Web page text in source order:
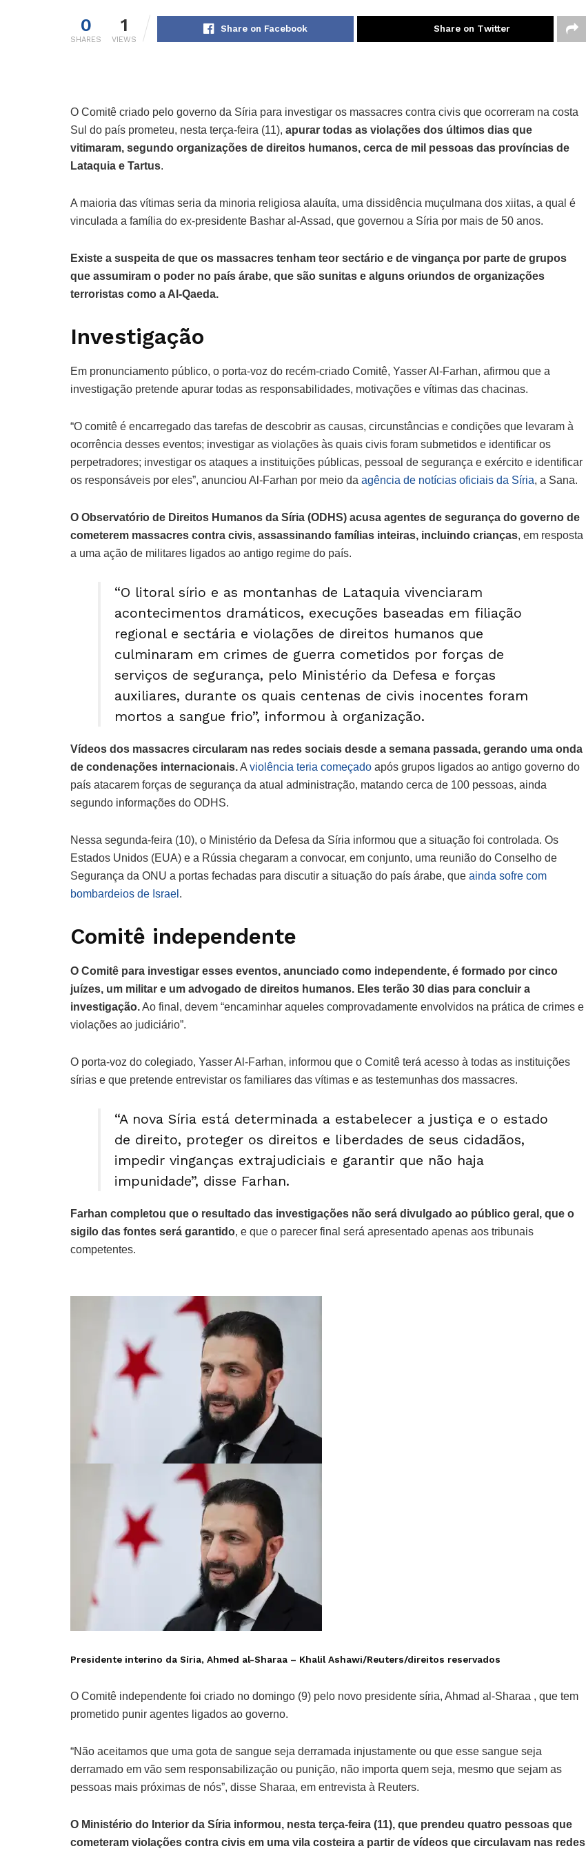
0
SHARES
1
VIEWS
Share on Facebook Share on Twitter
O Comitê criado pelo governo da Síria para investigar os massacres contra civis que ocorreram na costa
Sul do país prometeu, nesta terça-feira (11), apurar todas as violações dos últimos dias que
vitimaram, segundo organizações de direitos humanos, cerca de mil pessoas das províncias de
Lataquia e Tartus.
A maioria das vítimas seria da minoria religiosa alauíta, uma dissidência muçulmana dos xiitas, a qual é
vinculada a família do ex-presidente Bashar al-Assad, que governou a Síria por mais de 50 anos.
Existe a suspeita de que os massacres tenham teor sectário e de vingança por parte de grupos
que assumiram o poder no país árabe, que são sunitas e alguns oriundos de organizações
terroristas como a Al-Qaeda.
Investigação
Em pronunciamento público, o porta-voz do recém-criado Comitê, Yasser Al-Farhan, afirmou que a
investigação pretende apurar todas as responsabilidades, motivações e vítimas das chacinas.
“O comitê é encarregado das tarefas de descobrir as causas, circunstâncias e condições que levaram à
ocorrência desses eventos; investigar as violações às quais civis foram submetidos e identificar os
perpetradores; investigar os ataques a instituições públicas, pessoal de segurança e exército e identificar
os responsáveis ​​por eles”, anunciou Al-Farhan por meio da agência de notícias oficiais da Síria, a Sana.
O Observatório de Direitos Humanos da Síria (ODHS) acusa agentes de segurança do governo de
cometerem massacres contra civis, assassinando famílias inteiras, incluindo crianças, em resposta
a uma ação de militares ligados ao antigo regime do país.
“O litoral sírio e as montanhas de Lataquia vivenciaram
acontecimentos dramáticos, execuções baseadas em filiação
regional e sectária e violações de direitos humanos que
culminaram em crimes de guerra cometidos por forças de
serviços de segurança, pelo Ministério da Defesa e forças
auxiliares, durante os quais centenas de civis inocentes foram
mortos a sangue frio”, informou à organização.
Vídeos dos massacres circularam nas redes sociais desde a semana passada, gerando uma onda
de condenações internacionais.A violência teria começado após grupos ligados ao antigo governo do
país atacarem forças de segurança da atual administração, matando cerca de 100 pessoas, ainda
segundo informações do ODHS.
Nessa segunda-feira (10), o Ministério da Defesa da Síria informou que a situação foi controlada. Os
Estados Unidos (EUA) e a Rússia chegaram a convocar, em conjunto, uma reunião do Conselho de
Segurança da ONU a portas fechadas para discutir a situação do país árabe, que ainda sofre com
bombardeios de Israel .
Comitê independente
O Comitê para investigar esses eventos, anunciado como independente, é formado por cinco
juízes, um militar e um advogado de direitos humanos. Eles terão 30 dias para concluir a
investigação.Ao final, devem “encaminhar aqueles comprovadamente envolvidos na prática de crimes e
violações ao judiciário”.
O porta-voz do colegiado, Yasser Al-Farhan, informou que o Comitê terá acesso à todas as instituições
sírias e que pretende entrevistar os familiares das vítimas e as testemunhas dos massacres.
“A nova Síria está determinada a estabelecer a justiça e o estado
de direito, proteger os direitos e liberdades de seus cidadãos,
impedir vinganças extrajudiciais e garantir que não haja
impunidade”, disse Farhan.
Farhan completou que o resultado das investigações não será divulgado ao público geral, que o
sigilo das fontes será garantido, e que o parecer final será apresentado apenas aos tribunais
competentes.
Presidente interino da Síria, Ahmed al-Sharaa – Khalil Ashawi/Reuters/direitos reservados
O Comitê independente foi criado no domingo (9) pelo novo presidente síria, Ahmad al-Sharaa , que tem
prometido punir agentes ligados ao governo.
“Não aceitamos que uma gota de sangue seja derramada injustamente ou que esse sangue seja
derramado em vão sem responsabilização ou punição, não importa quem seja, mesmo que sejam as
pessoas mais próximas de nós”, disse Sharaa, em entrevista à Reuters.
O Ministério do Interior da Síria informou, nesta terça-feira (11), que prendeu quatro pessoas que
cometeram violações contra civis em uma vila costeira a partir de vídeos que circulavam nas redes